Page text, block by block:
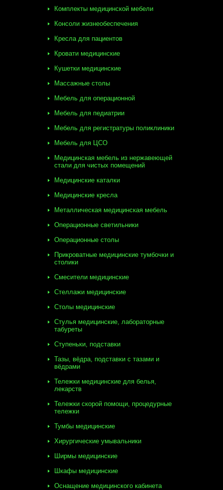
Комплекты медицинской мебели
Консоли жизнеобеспечения
Кресла для пациентов
Кровати медицинские
Кушетки медицинские
Массажные столы
Мебель для операционной
Мебель для педиатрии
Мебель для регистратуры поликлиники
Мебель для ЦСО
Медицинская мебель из нержавеющей
стали для чистых помещений
Медицинские каталки
Медицинские кресла
Металлическая медицинская мебель
Операционные светильники
Операционные столы
Прикроватные медицинские тумбочки и
столики
Смесители медицинские
Стеллажи медицинские
Столы медицинские
Стулья медицинские, лабораторные
табуреты
Ступеньки, подставки
Тазы, вёдра, подставки с тазами и
вёдрами
Тележки медицинские для белья,
лекарств
Тележки скорой помощи, процедурные
тележки
Тумбы медицинские
Хирургические умывальники
Ширмы медицинские
Шкафы медицинские
Оснащение медицинского кабинета